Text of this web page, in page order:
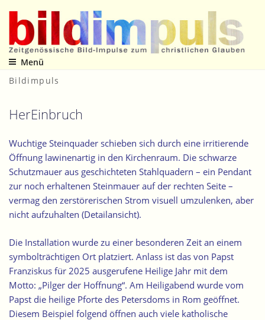
Inhalt
springen
Zeitgenössische Bild-Impulse zum christlichen Glauben
Menü
Bildimpuls
HerEinbruch
Wuchtige Steinquader schieben sich durch eine irritierende
Öffnung lawinenartig in den Kirchenraum. Die schwarze
Schutzmauer aus geschichteten Stahlquadern – ein Pendant
zur noch erhaltenen Steinmauer auf der rechten Seite –
vermag den zerstörerischen Strom visuell umzulenken, aber
nicht aufzuhalten (Detailansicht).
Die Installation wurde zu einer besonderen Zeit an einem
symbolträchtigen Ort platziert. Anlass ist das von Papst
Franziskus für 2025 ausgerufene Heilige Jahr mit dem
Motto: „Pilger der Hoffnung“. Am Heiligabend wurde vom
Papst die heilige Pforte des Petersdoms in Rom geöffnet.
Diesem Beispiel folgend öffnen auch viele katholische